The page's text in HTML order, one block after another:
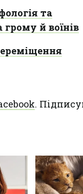
та
й воїнів
.